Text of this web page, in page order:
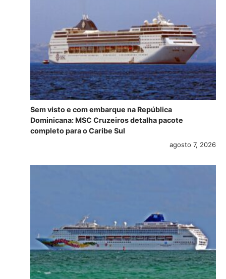
Sem visto e com embarque na República
Dominicana: MSC Cruzeiros detalha pacote
completo para o Caribe Sul
agosto 7, 2026